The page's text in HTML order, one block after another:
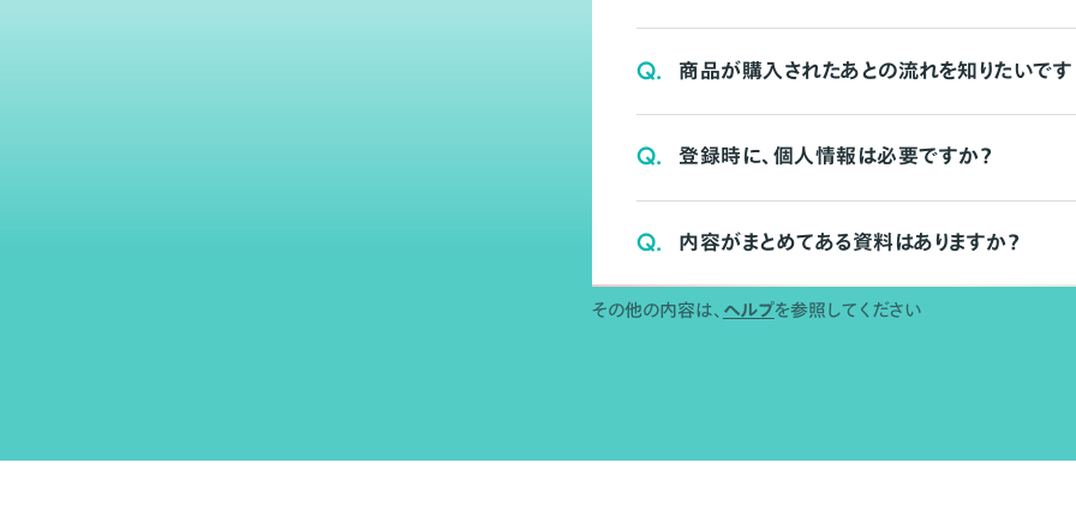
Q. 商品が購入されたあとの流れを知りたいです
Q. 登録時に、個人情報は必要ですか？
Q. 内容がまとめてある資料はありますか？
その他の内容は、 ヘルプを参照してください